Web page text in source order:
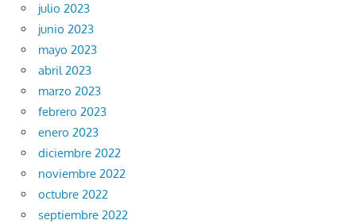
julio 2023
junio 2023
mayo 2023
abril 2023
marzo 2023
febrero 2023
enero 2023
diciembre 2022
noviembre 2022
octubre 2022
septiembre 2022